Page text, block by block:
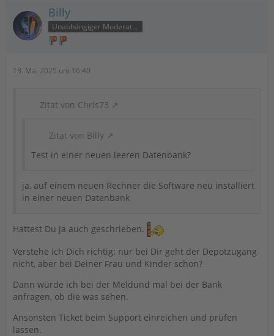
Billy
Unabhängiger Moderator
13. Mai 2025 um 16:40
Zitat von Chris73
Zitat von Billy
Test in einer neuen leeren Datenbank?
ja, auf einem neuen Rechner die Software neu installiert
in einer neuen Datenbank
Hattest Du ja auch geschrieben.
Verstehe ich Dich richtig: nur bei Dir geht der Depotzugang
nicht, aber bei Deiner Frau und Kinder schon?
Dann würde ich bei der Meldund mal bei der Bank
anfragen, ob die was sehen.
Ansonsten Ticket beim Support einreichen und prüfen
lassen.